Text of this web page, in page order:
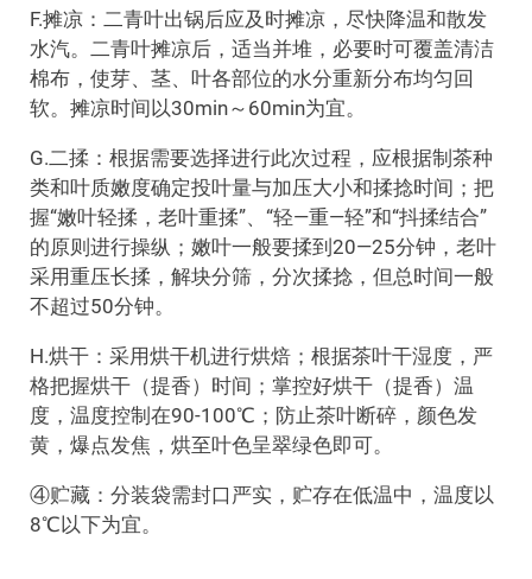
F.摊凉：二青叶出锅后应及时摊凉，尽快降温和散发
水汽。二青叶摊凉后，适当并堆，必要时可覆盖清洁
棉布，使芽、茎、叶各部位的水分重新分布均匀回
软。摊凉时间以30min～60min为宜。
G.二揉：根据需要选择进行此次过程，应根据制茶种
类和叶质嫩度确定投叶量与加压大小和揉捻时间；把
握“嫩叶轻揉，老叶重揉”、“轻—重—轻”和“抖揉结合”
的原则进行操纵；嫩叶一般要揉到20—25分钟，老叶
采用重压长揉，解块分筛，分次揉捻，但总时间一般
不超过50分钟。
H.烘干：采用烘干机进行烘焙；根据茶叶干湿度，严
格把握烘干（提香）时间；掌控好烘干（提香）温
度，温度控制在90-100℃；防止茶叶断碎，颜色发
黄，爆点发焦，烘至叶色呈翠绿色即可。
④贮藏：分装袋需封口严实，贮存在低温中，温度以
8℃以下为宜。